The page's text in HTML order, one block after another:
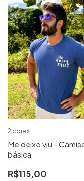
Me deixe viu -
básica
R$115,00
2 cores